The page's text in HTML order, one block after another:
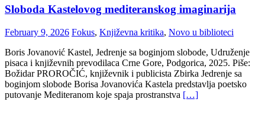
Sloboda Kastelovog mediteranskog imaginarija
February 9, 2026 Fokus, Književna kritika, Novo u biblioteci
Boris Jovanović Kastel, Jedrenje sa boginjom slobode, Udruženje
pisaca i književnih prevodilaca Crne Gore, Podgorica, 2025. Piše:
Božidar PROROČIĆ, književnik i publicista Zbirka Jedrenje sa
boginjom slobode Borisa Jovanovića Kastela predstavlja poetsko
putovanje Mediteranom koje spaja prostranstva […]